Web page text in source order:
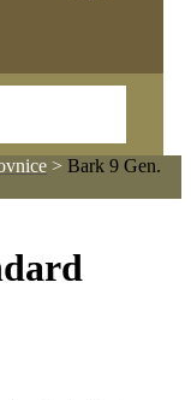
> Bark 9 Gen.